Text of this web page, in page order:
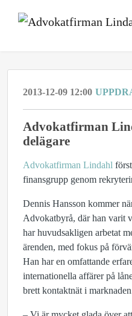
2013-12-09 12:00
Advokatfirman
delägare
Advokatfirman Lindahl
finansgrupp genom
Dennis Hansson kommer
Advokatbyrå, där han varit
har huvudsakligen arbetat
ärenden, med fokus på
Han har en omfattande
internationella affärer på
brett kontaktnät i